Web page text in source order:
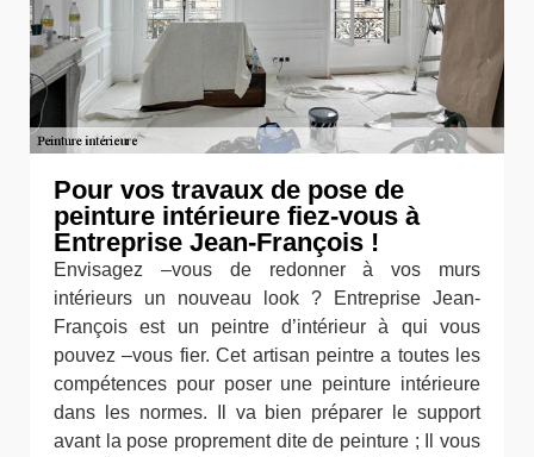
Pour vos travaux de pose de
peinture intérieure fiez-vous à
Entreprise Jean-François !
Envisagez –vous de redonner à vos murs
intérieurs un nouveau look ? Entreprise Jean-
François est un peintre d’intérieur à qui vous
pouvez –vous fier. Cet artisan peintre a toutes les
compétences pour poser une peinture intérieure
dans les normes. Il va bien préparer le support
avant la pose proprement dite de peinture ; Il vous